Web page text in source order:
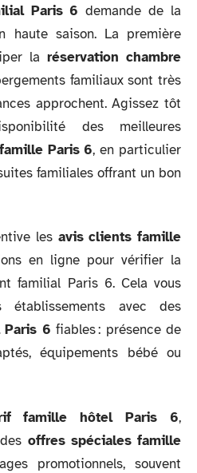
Paris 6 demande de la
haute saison. La première
laréservation chambre
familiaux sont très
approchent. Agissez tôt
des meilleures
Paris 6, en particulier
familiales offrant un bon
les avis clients famille
en ligne pour vérifier la
familial Paris 6. Cela vous
avec des
Paris 6 fiables : présence de
équipements bébé ou
famille hôtel Paris 6,
offres spéciales famille
promotionnels, souvent